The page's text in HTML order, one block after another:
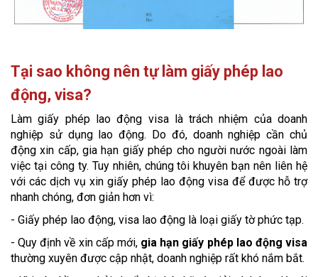
Tại sao không nên tự làm giấy phép lao
động, visa?
Làm giấy phép lao động visa là trách nhiệm của doanh
nghiệp sử dụng lao động. Do đó, doanh nghiệp cần chủ
động xin cấp, gia hạn giấy phép cho người nước ngoài làm
việc tại công ty. Tuy nhiên, chúng tôi khuyên bạn nên liên hệ
với các dịch vụ xin giấy phép lao động visa để được hỗ trợ
nhanh chóng, đơn giản hơn vì:
- Giấy phép lao động, visa lao động là loại giấy tờ phức tạp.
- Quy định về xin cấp mới, gia hạn giấy phép lao động visa
thường xuyên được cập nhật, doanh nghiệp rất khó nắm bắt.